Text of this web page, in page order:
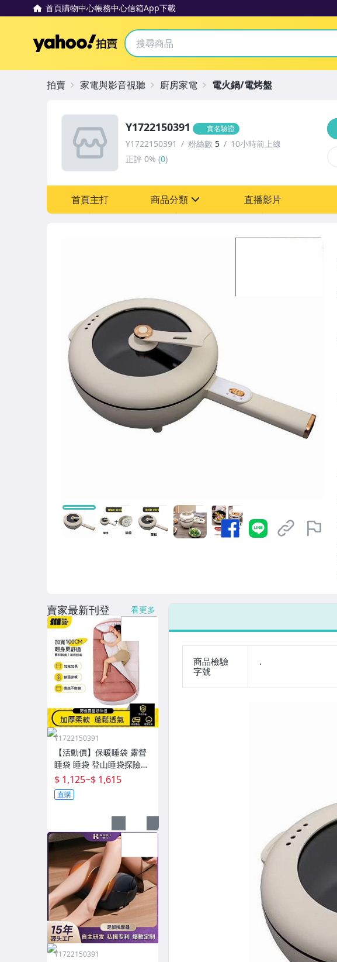
首頁購物中心帳務中心信箱App下載
Yahoo拍賣
Y1722150391 實名驗證
Y1722150391 粉絲數 5
10小時前上線
正評 0% (0)
首頁主打 商品分類
古董、藝術與礦石
手機、配件與通訊
美容保養與彩妝
電腦、平板與周邊
相機、攝影與周邊
運動、戶外與休閒
玩具、模型與公仔
男性精品與服飾
手錶與飾品配件
女包精品與女鞋
家電與影音視聽
直播影片
拍賣 家電與影音視聽 廚房家電 電火鍋/電烤盤
商品檢驗
字號
.
賣家最新刊登 看更多
Y1722150391
【活動價】保暖睡袋 露營
睡袋 睡袋 登山睡袋探險者
睡袋成人冬季加厚防寒加
大戶外露營大人抗寒四季
通用款保暖
$ 1,125~$ 1,615
直購
Y1722150391